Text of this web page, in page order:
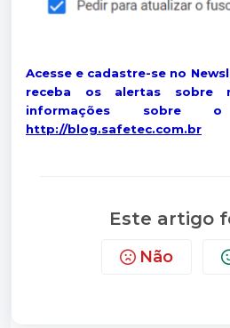
Acesse e cadastre-se no
receba os alertas sobre
informações sobre
http://blog.safetec.com.br
Este artigo
Não